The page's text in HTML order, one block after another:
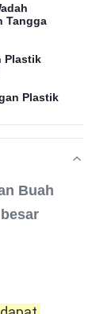
Tangga
Plastik
Plastik
Buah